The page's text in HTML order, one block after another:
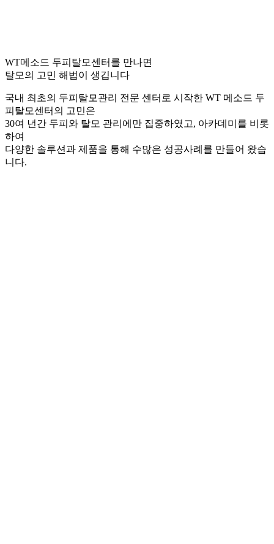
WT메소드 두피탈모센터를 만나면
탈모의 고민 해법이 생깁니다
국내 최초의 두피탈모관리 전문 센터로 시작한 WT 메소드 두
피탈모센터의 고민은
30여 년간 두피와 탈모 관리에만 집중하였고, 아카데미를 비롯
하여
다양한 솔루션과 제품을 통해 수많은 성공사례를 만들어 왔습
니다.